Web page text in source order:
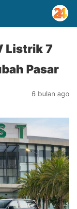
Listrik 7
Pasar
6 bulan ago